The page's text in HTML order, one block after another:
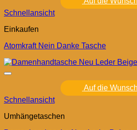
Schnellansicht
Einkaufen
Atomkraft Nein Danke Tasche
Auf die
Schnellansicht
Umhängetaschen